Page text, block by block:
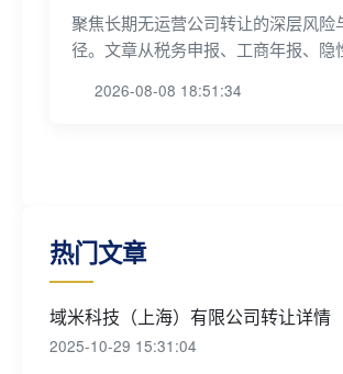
聚焦长期无运营公司转让的深层风险
径。文章从税务申报、工商年报、隐
2026-08-08 18:51:34
热门文章
域米科技（上海）有限公司转让详情
2025-10-29 15:31:04